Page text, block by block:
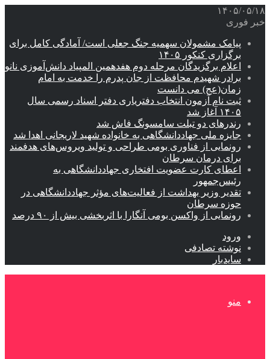
۱۴۰۵/۰۵/۱۸
خبر فوری
پیامک مشمولان سهمیه جنگ جعلی است/ آمادگی کامل برای
برگزاری کنکور ۱۴۰۵
اعلام برگزیدگان مرحله دوم هفدهمین المپیاد دانش‌آموزی نانو
برادر شهیدم محافظت از جان پدرم را خدمت به امام
زمان(عج) می دانست
ثبت نام آزمون انتخاب دفتریاری دفتر اسناد رسمی سال
۱۴۰۵ آغاز شد
رندرهای دو تبلت سامسونگ فاش شد
جایزه ملی جهاددانشگاهی به خانواده شهید لاریجانی اهدا شد
رونمایی از فناوری بومی طراحی و تولید ویروس‌های هدفمند
برای درمان سرطان
اعطای کارت عضویت افتخاری جهاددانشگاهی به
رئیس‌جمهور
تقدیر وزیر بهداشت از فعالیت‌های مؤثر جهاددانشگاهی در
حوزه سرطان
رونمایی از واکسن بومی آنگارا با اثربخشی بیش از ۹۰ درصد
ورود
نوشته تصادفی
سایدبار
منو